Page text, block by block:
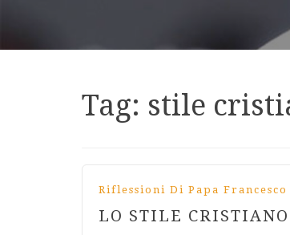
Tag: stile
Riflessioni Di Papa Francesco
LO STILE